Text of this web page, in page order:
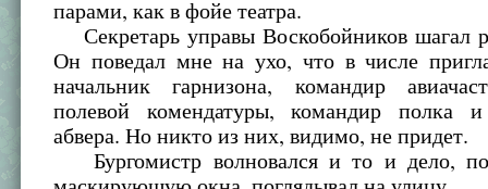
парами, как в фойе театра.
Секретарь управы Воскобойников шагал
Он поведал мне на ухо, что в числе
начальник гарнизона, командир
полевой комендатуры, командир полка
абвера. Но никто из них, видимо, не придет.
Бургомистр волновался и то и дело,